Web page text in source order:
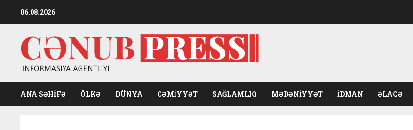
06.08.2026
ANA SƏHİFƏ ÖLKƏ DÜNYA CƏMIYYƏT SAĞLAMLIQ MƏDƏNIYYƏT İDMAN ƏLAQƏ